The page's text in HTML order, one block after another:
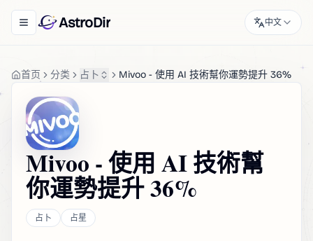
Toggle navigation menu
AstroDir 中文
首页 分类 占卜 Mivoo - 使用 AI 技術幫你運勢提升 36%
Mivoo - 使用 AI 技術幫
你運勢提升 36%
占卜 占星